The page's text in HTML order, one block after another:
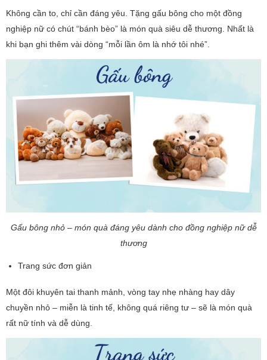
Không cần to, chỉ cần đáng yêu. Tặng gấu bông cho một đồng
nghiệp nữ có chút “bánh bèo” là món quà siêu dễ thương. Nhất là
khi bạn ghi thêm vài dòng “mỗi lần ôm là nhớ tôi nhé”.
Gấu bông nhỏ – món quà đáng yêu dành cho đồng nghiệp nữ dễ
thương
Trang sức đơn giản
Một đôi khuyên tai thanh mảnh, vòng tay nhẹ nhàng hay dây
chuyền nhỏ – miễn là tinh tế, không quá riêng tư – sẽ là món quà
rất nữ tính và dễ dùng.